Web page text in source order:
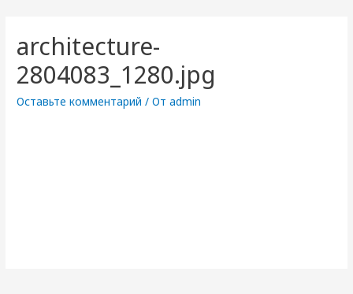
architecture-
2804083_1280.jpg
Оставьте комментарий / От admin